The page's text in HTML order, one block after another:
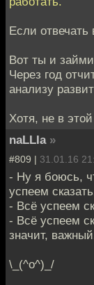
Если отвечать
Вот ты и
Через год
анализу
Хотя, не в
naLLIa »
#809 | 31.01.16
- Ну я боюсь,
успеем
- Всё успеем
- Всё успеем
значит,
\_(^о^)_/